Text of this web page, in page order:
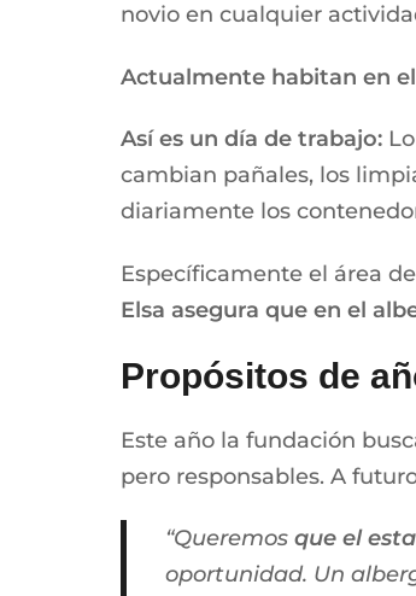
novio en cualquier
Actualmente habitan en
Así es un día de trabajo:
cambian pañales, los
diariamente los
Específicamente el área
Elsa asegura que en el
Propósitos de
Este año la fundación
pero responsables. A
“Queremos que el
oportunidad. Un